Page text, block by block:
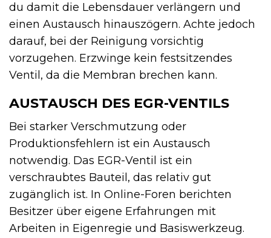
du damit die Lebensdauer verlängern und
einen Austausch hinauszögern. Achte jedoch
darauf, bei der Reinigung vorsichtig
vorzugehen. Erzwinge kein festsitzendes
Ventil, da die Membran brechen kann.
AUSTAUSCH DES EGR-VENTILS
Bei starker Verschmutzung oder
Produktionsfehlern ist ein Austausch
notwendig. Das EGR-Ventil ist ein
verschraubtes Bauteil, das relativ gut
zugänglich ist. In Online-Foren berichten
Besitzer über eigene Erfahrungen mit
Arbeiten in Eigenregie und Basiswerkzeug.